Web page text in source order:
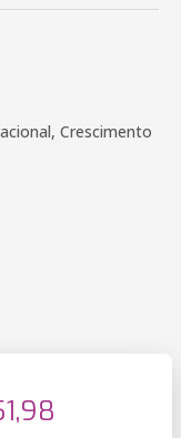
Crescimento